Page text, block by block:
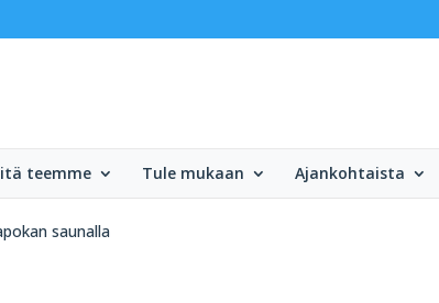
teemme Tule mukaan Ajankohtaista
saunalla